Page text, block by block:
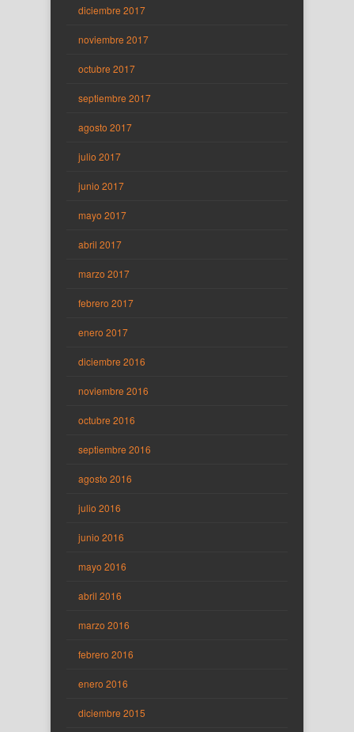
diciembre 2017
noviembre 2017
octubre 2017
septiembre 2017
agosto 2017
julio 2017
junio 2017
mayo 2017
abril 2017
marzo 2017
febrero 2017
enero 2017
diciembre 2016
noviembre 2016
octubre 2016
septiembre 2016
agosto 2016
julio 2016
junio 2016
mayo 2016
abril 2016
marzo 2016
febrero 2016
enero 2016
diciembre 2015